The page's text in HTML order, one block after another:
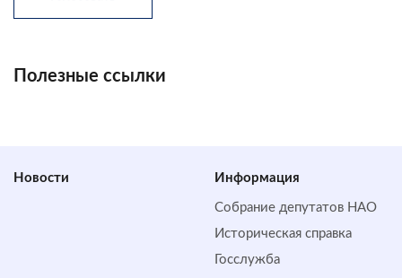
Полезные ссылки
Новости Информация
Собрание депутатов НАО
Историческая справка
Госслужба